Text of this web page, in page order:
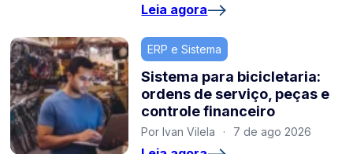
Leia agora
ERP e Sistema
Sistema para bicicletaria:
ordens de serviço, peças e
controle financeiro
Por Ivan Vilela · 7 de ago 2026